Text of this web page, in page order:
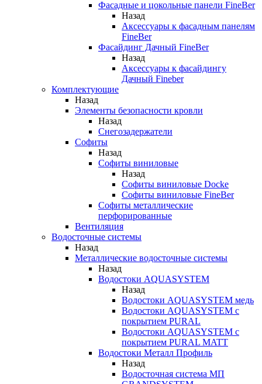
Фасадные и цокольные панели FineBer
Назад
Аксессуары к фасадным панелям
FineBer
Фасайдинг Дачный FineBer
Назад
Аксессуары к фасайдингу
Дачный Fineber
Комплектующие
Назад
Элементы безопасности кровли
Назад
Снегозадержатели
Софиты
Назад
Софиты виниловые
Назад
Софиты виниловые Docke
Софиты виниловые FineBer
Софиты металлические
перфорированные
Вентиляция
Водосточные системы
Назад
Металлические водосточные системы
Назад
Водостоки AQUASYSTEM
Назад
Водостоки AQUASYSTEM медь
Водостоки AQUASYSTEM с
покрытием PURAL
Водостоки AQUASYSTEM с
покрытием PURAL MATT
Водостоки Металл Профиль
Назад
Водосточная система МП